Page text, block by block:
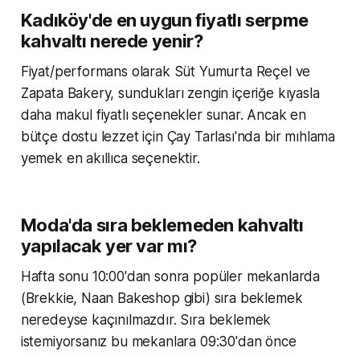
Kadıköy'de en uygun fiyatlı serpme
kahvaltı nerede yenir?
Fiyat/performans olarak Süt Yumurta Reçel ve
Zapata Bakery, sundukları zengin içeriğe kıyasla
daha makul fiyatlı seçenekler sunar. Ancak en
bütçe dostu lezzet için Çay Tarlası'nda bir mıhlama
yemek en akıllıca seçenektir.
Moda'da sıra beklemeden kahvaltı
yapılacak yer var mı?
Hafta sonu 10:00'dan sonra popüler mekanlarda
(Brekkie, Naan Bakeshop gibi) sıra beklemek
neredeyse kaçınılmazdır. Sıra beklemek
istemiyorsanız bu mekanlara 09:30'dan önce